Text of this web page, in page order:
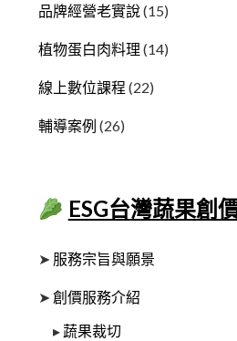
品牌經營老實說(15)
植物蛋白肉料理 (14)
線上數位課程 (22)
輔導案例 (26)
ESG台灣蔬果創
➤ 服務宗旨與願景
➤創價服務介紹
▸ 蔬果裁切